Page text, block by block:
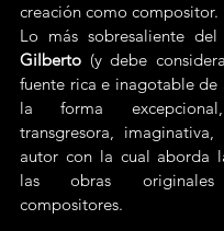
creación como compositor.
Lo más sobresaliente
Gilberto (y debe
fuente rica e inagotable de
la forma
transgresora,
autor con la cual aborda
las obras
compositores.